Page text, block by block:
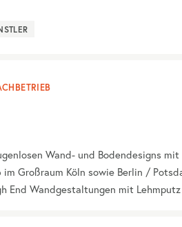
Wand- und Bodendesigns mit
Großraum Köln sowie Berlin /
End Wandgestaltungen mit Lehmputz